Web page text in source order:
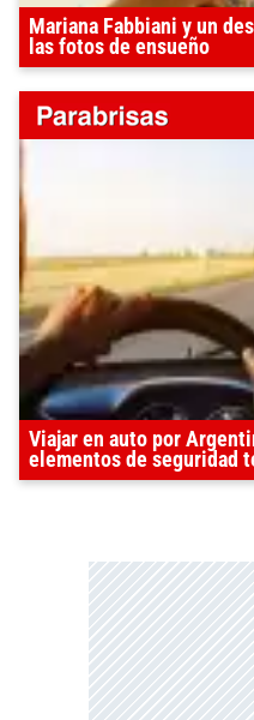
Mariana Fabbiani y un
las fotos de ensueño
Viajar en auto por
elementos de seguridad